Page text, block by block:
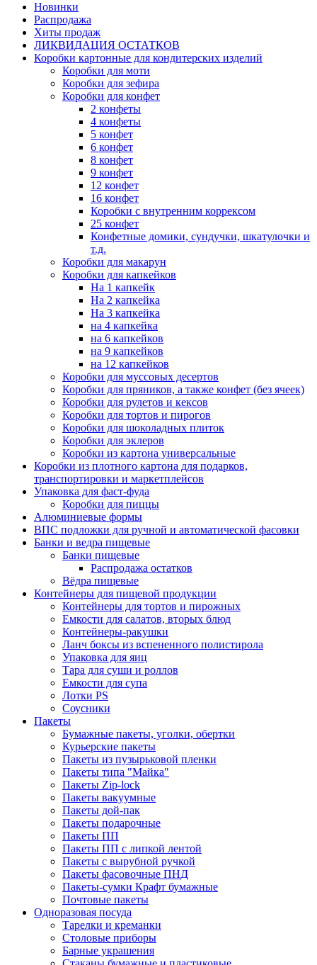
Новинки
Распродажа
Хиты продаж
ЛИКВИДАЦИЯ ОСТАТКОВ
Коробки картонные для кондитерских изделий
Коробки для моти
Коробки для зефира
Коробки для конфет
2 конфеты
4 конфеты
5 конфет
6 конфет
8 конфет
9 конфет
12 конфет
16 конфет
Коробки с внутренним коррексом
25 конфет
Конфетные домики, сундучки, шкатулочки и
т.д.
Коробки для макарун
Коробки для капкейков
На 1 капкейк
На 2 капкейка
На 3 капкейка
на 4 капкейка
на 6 капкейков
на 9 капкейков
на 12 капкейков
Коробки для муссовых десертов
Коробки для пряников, а также конфет (без ячеек)
Коробки для рулетов и кексов
Коробки для тортов и пирогов
Коробки для шоколадных плиток
Коробки для эклеров
Коробки из картона универсальные
Коробки из плотного картона для подарков,
транспортировки и маркетплейсов
Упаковка для фаст-фуда
Коробки для пиццы
Алюминиевые формы
ВПС подложки для ручной и автоматической фасовки
Банки и ведра пищевые
Банки пищевые
Распродажа остатков
Вёдра пищевые
Контейнеры для пищевой продукции
Контейнеры для тортов и пирожных
Емкости для салатов, вторых блюд
Контейнеры-ракушки
Ланч боксы из вспененного полистирола
Упаковка для яиц
Тара для суши и роллов
Емкости для супа
Лотки PS
Соусники
Пакеты
Бумажные пакеты, уголки, обертки
Курьерские пакеты
Пакеты из пузырьковой пленки
Пакеты типа "Майка"
Пакеты Zip-lock
Пакеты вакуумные
Пакеты дой-пак
Пакеты подарочные
Пакеты ПП
Пакеты ПП с липкой лентой
Пакеты с вырубной ручкой
Пакеты фасовочные ПНД
Пакеты-сумки Крафт бумажные
Почтовые пакеты
Одноразовая посуда
Тарелки и креманки
Столовые приборы
Барные украшения